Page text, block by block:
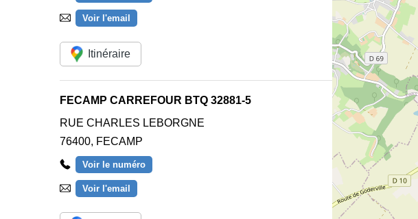
Voir l'email
Itinéraire
FECAMP CARREFOUR BTQ 32881-5
RUE CHARLES LEBORGNE
76400, FECAMP
Voir le numéro
Voir l'email